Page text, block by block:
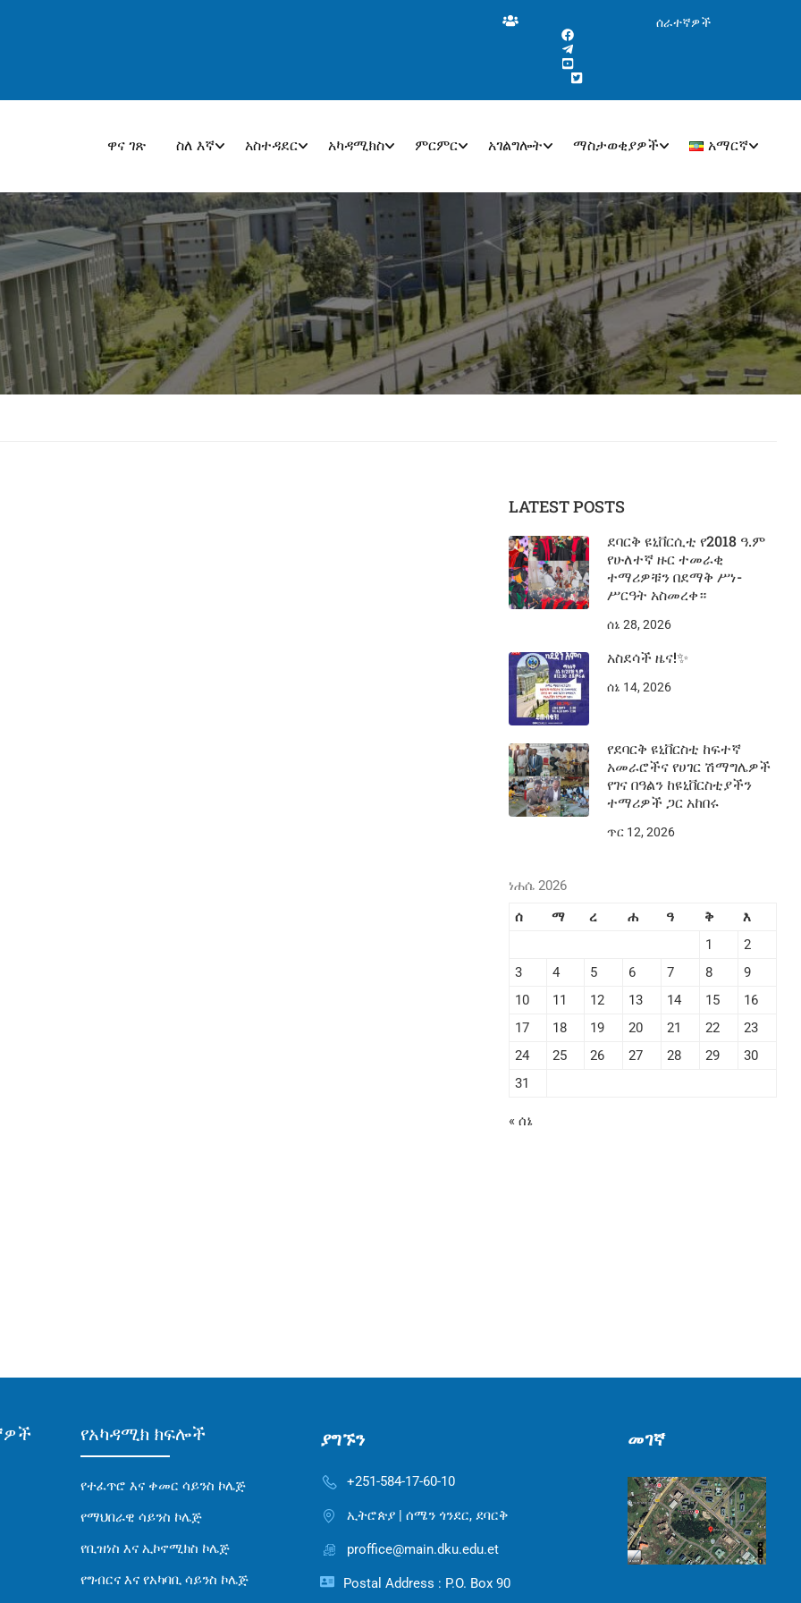
ሰራተኛዎች
ዋና ገጽ ስለ እኛ አስተዳደር አካዳሚክስ ምርምር አገልግሎት ማስታወቂያዎች አማርኛ
LATEST POSTS
ደባርቅ ዩኒቨርሲቲ የ2018 ዓ.ም
የሁለተኛ ዙር ተመራቂ
ተማሪዎቹን በደማቅ ሥነ-
ሥርዓት አስመረቀ።
ሰኔ 28, 2026
አስደሳች ዜና!✨
ሰኔ 14, 2026
የደባርቅ ዩኒቨርስቲ ከፍተኛ
አመራሮችና የሀገር ሽማግሌዎች
የገና በዓልን ከዩኒቨርስቲያችን
ተማሪዎች ጋር አከበሩ
ጥር 12, 2026
ነሐሴ 2026
ሰ
ማ ረ ሐ ዓ ቅ
እ
1
2
3
4 5 6 7 8
9
10
11 12 13 14 15
16
17
18 19 20 21 22
23
24
25 26 27 28 29
30
31
« ሰኔ
የአካዳሚክ ክፍሎች
የተፈጥሮ እና ቀመር ሳይንስ ኮሌጅ
የማህበራዊ ሳይንስ ኮሌጅ
የቢዝነስ እና ኢኮኖሚክስ ኮሌጅ
የግብርና እና የአካባቢ ሳይንስ ኮሌጅ
ያግኙን
+251-584-17-60-10
ኢትሮጵያ | ሰሜን ጎንደር, ደባርቅ
proffice@main.dku.edu.et
Postal Address : P.O. Box 90
መገኛ